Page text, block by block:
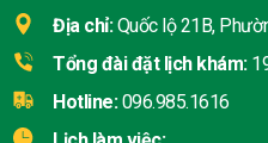
Địa chỉ: Quốc lộ 21B,
Tổng đài đặt lịch khám:
Hotline: 096.985.1616